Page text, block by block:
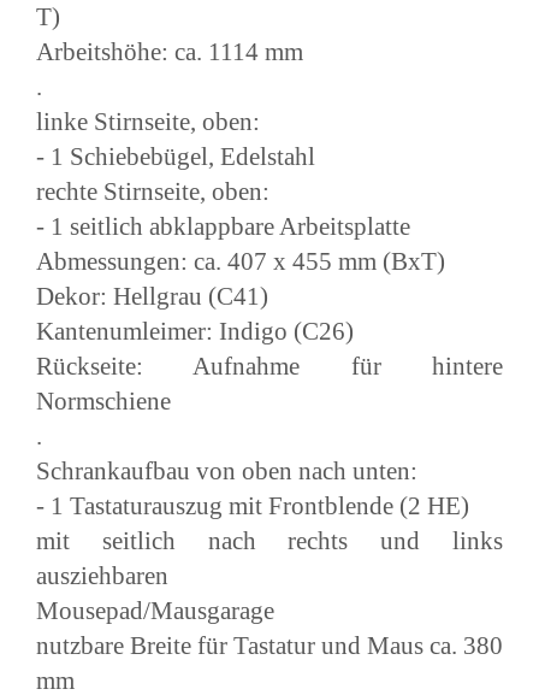
T)
Arbeitshöhe: ca. 1114 mm
.
linke Stirnseite, oben:
- 1 Schiebebügel, Edelstahl
rechte Stirnseite, oben:
- 1 seitlich abklappbare Arbeitsplatte
Abmessungen: ca. 407 x 455 mm (BxT)
Dekor: Hellgrau (C41)
Kantenumleimer: Indigo (C26)
Rückseite: Aufnahme für hintere
Normschiene
.
Schrankaufbau von oben nach unten:
- 1 Tastaturauszug mit Frontblende (2 HE)
mit seitlich nach rechts und links
ausziehbaren
Mousepad/Mausgarage
nutzbare Breite für Tastatur und Maus ca. 380
mm